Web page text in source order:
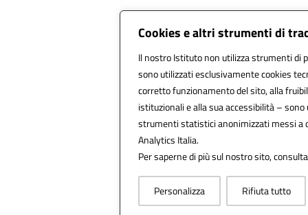
Cookies e altri strumenti di
Il nostro Istituto non utilizza strumenti di
sono utilizzati esclusivamente cookies
corretto funzionamento del sito, alla
istituzionali e alla sua accessibilità –
strumenti statistici anonimizzati messi a
Analytics Italia.
Per saperne di più sul nostro sito,
Personalizza Rifiuta tutto